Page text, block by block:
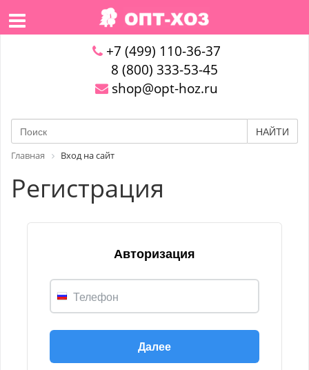
+7 (499) 110-36-37
8 (800) 333-53-45
shop@opt-hoz.ru
НАЙТИ
Главная Вход на сайт
Регистрация
Авторизация
Телефон
Далее